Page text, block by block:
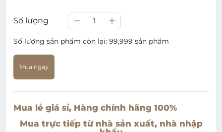
Số lượng 1
Số lượng sản phẩm còn lại: 99,999 sản phẩm
Mua ngay
Mua lẻ giá sỉ, Hàng chính hãng 100%
Mua trực tiếp từ nhà sản xuất, nhà nhập